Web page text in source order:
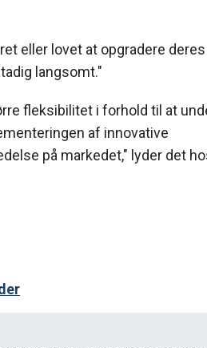
eller lovet at opgradere
langsomt."
fleksibilitet i forhold til at
af innovative
på markedet," lyder det